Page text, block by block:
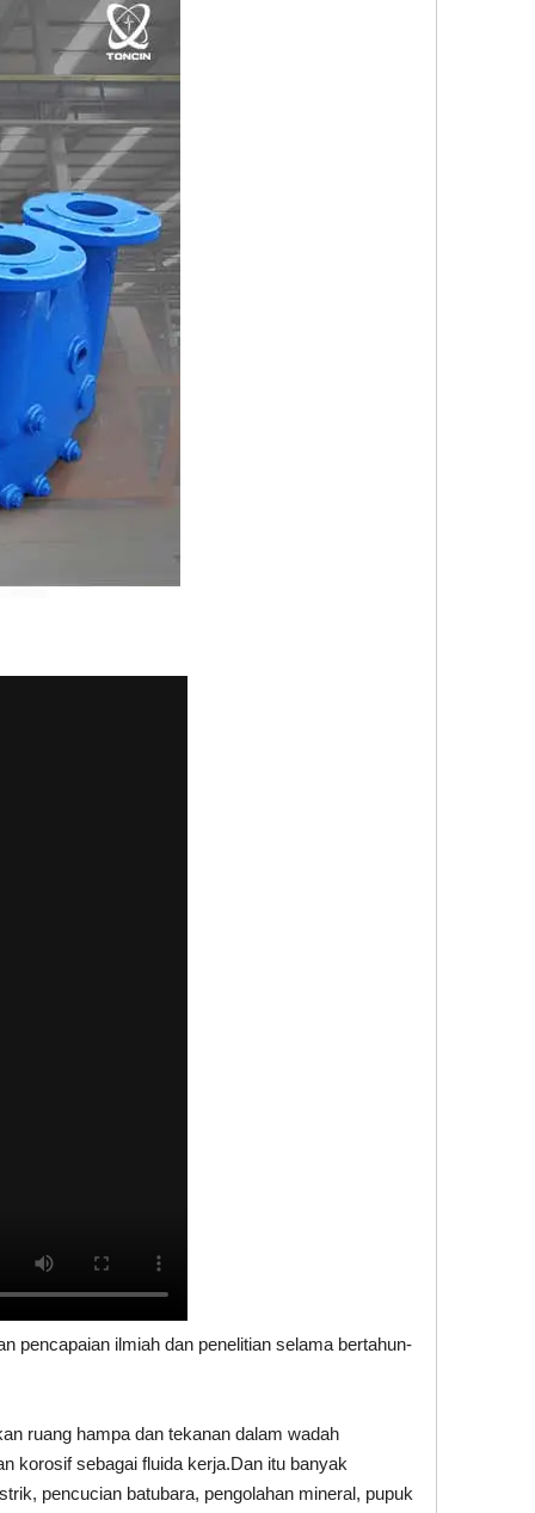
pencapaian ilmiah dan penelitian selama bertahun-
ruang hampa dan tekanan dalam wadah
korosif sebagai fluida kerja.Dan itu banyak
pencucian batubara, pengolahan mineral, pupuk